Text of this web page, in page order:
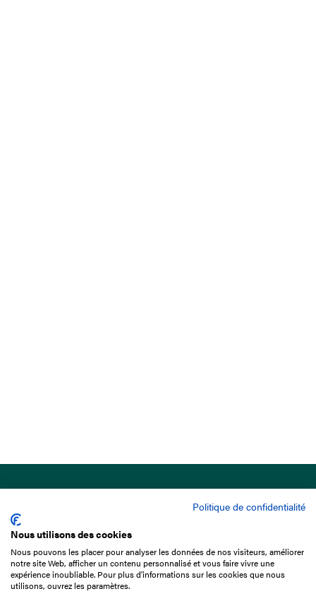
15 Boulevard de Douaumont
75017 Paris
01 49 10 20 29
Politique de confidentialité
Nous utilisons des cookies
Nous pouvons les placer pour analyser les données de nos visiteurs, améliorer
notre site Web, afficher un contenu personnalisé et vous faire vivre une
expérience inoubliable. Pour plus d'informations sur les cookies que nous
utilisons, ouvrez les paramètres.